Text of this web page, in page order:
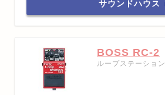
サウンドハウス
BOSS RC-2
ループステーション